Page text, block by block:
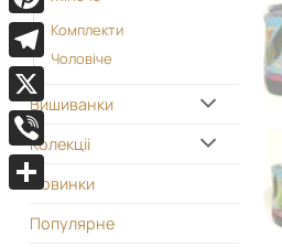
Комплекти
Чоловіче
Вишиванки
Колекціі
Новинки
Популярне
Pinterest
Telegram
X
Viber